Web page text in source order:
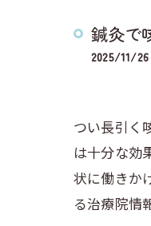
鍼灸で
2025/11/26
つい長引く
は十分な効
状に働きか
る治療院情